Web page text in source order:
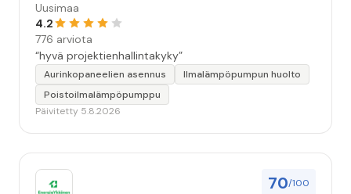
Uusimaa
4.2
776 arviota
“hyvä projektienhallintakyky”
Aurinkopaneelien asennus
Ilmalämpöpumpun huolto
Poistoilmalämpöpumppu
Päivitetty 5.8.2026
70/100